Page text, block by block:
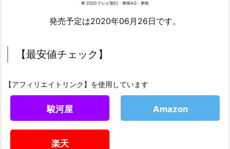
© 2020 テレビ朝日・東映AG・東映
発売予定は2020年06月26日です。
【最安値チェック】
【アフィリエイトリンク】を使用しています
駿河屋 Amazon
楽天